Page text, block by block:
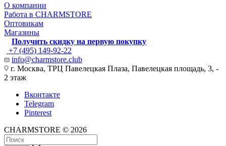
О компании
Работа в CHARMSTORE
Оптовикам
Магазины
Получить скидку на первую покупку
+7 (495) 149-92-22
info@charmstore.club
г. Москва, ТРЦ Павелецкая Плаза, Павелецкая площадь, 3, -
2 этаж
Вконтакте
Telegram
Pinterest
CHARMSTORE © 2026